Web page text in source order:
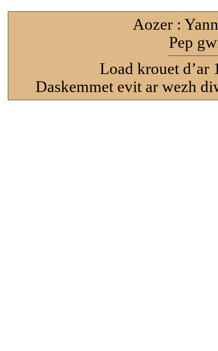
Aozer :
Pep
Load krouet d’ar
Daskemmet evit ar wezh